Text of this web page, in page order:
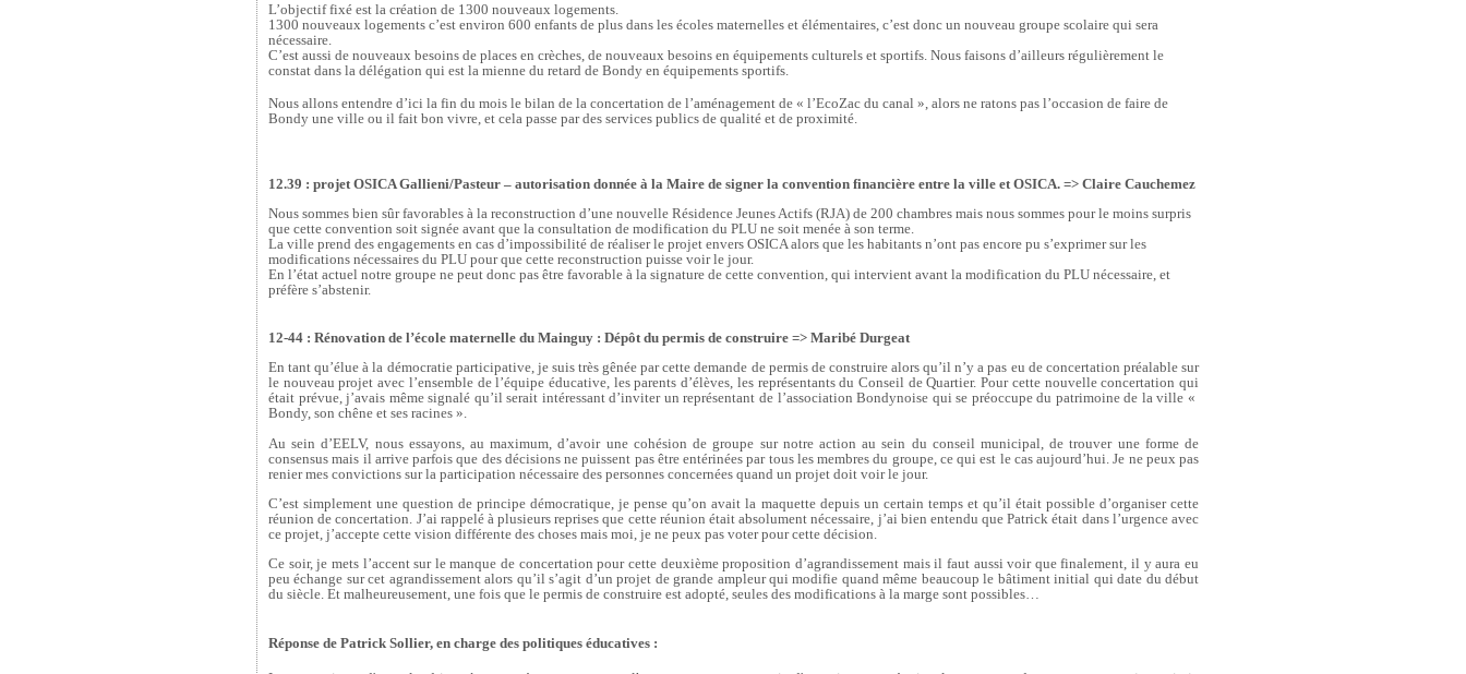
L’objectif fixé est la création de 1300 nouveaux logements.
1300 nouveaux logements c’est environ 600 enfants de plus dans les écoles maternelles et élémentaires, c’est donc un nouveau groupe scolaire qui sera
nécessaire.
C’est aussi de nouveaux besoins de places en crèches, de nouveaux besoins en équipements culturels et sportifs. Nous faisons d’ailleurs régulièrement le
constat dans la délégation qui est la mienne du retard de Bondy en équipements sportifs.
Nous allons entendre d’ici la fin du mois le bilan de la concertation de l’aménagement de « l’EcoZac du canal », alors ne ratons pas l’occasion de faire de
Bondy une ville ou il fait bon vivre, et cela passe par des services publics de qualité et de proximité.
12.39 : projet OSICA Gallieni/Pasteur – autorisation donnée à la Maire de signer la convention financière entre la ville et OSICA. => Claire Cauchemez
Nous sommes bien sûr favorables à la reconstruction d’une nouvelle Résidence Jeunes Actifs (RJA) de 200 chambres mais nous sommes pour le moins surpris
que cette convention soit signée avant que la consultation de modification du PLU ne soit menée à son terme.
La ville prend des engagements en cas d’impossibilité de réaliser le projet envers OSICA alors que les habitants n’ont pas encore pu s’exprimer sur les
modifications nécessaires du PLU pour que cette reconstruction puisse voir le jour.
En l’état actuel notre groupe ne peut donc pas être favorable à la signature de cette convention, qui intervient avant la modification du PLU nécessaire, et
préfère s’abstenir.
12-44 : Rénovation de l’école maternelle du Mainguy : Dépôt du permis de construire => Maribé Durgeat
En tant qu’élue à la démocratie participative, je suis très gênée par cette demande de permis de construire alors qu’il n’y a pas eu de concertation préalable sur
le nouveau projet avec l’ensemble de l’équipe éducative, les parents d’élèves, les représentants du Conseil de Quartier. Pour cette nouvelle concertation qui
était prévue, j’avais même signalé qu’il serait intéressant d’inviter un représentant de l’association Bondynoise qui se préoccupe du patrimoine de la ville «
Bondy, son chêne et ses racines ».
Au sein d’EELV, nous essayons, au maximum, d’avoir une cohésion de groupe sur notre action au sein du conseil municipal, de trouver une forme de
consensus mais il arrive parfois que des décisions ne puissent pas être entérinées par tous les membres du groupe, ce qui est le cas aujourd’hui. Je ne peux pas
renier mes convictions sur la participation nécessaire des personnes concernées quand un projet doit voir le jour.
C’est simplement une question de principe démocratique, je pense qu’on avait la maquette depuis un certain temps et qu’il était possible d’organiser cette
réunion de concertation. J’ai rappelé à plusieurs reprises que cette réunion était absolument nécessaire, j’ai bien entendu que Patrick était dans l’urgence avec
ce projet, j’accepte cette vision différente des choses mais moi, je ne peux pas voter pour cette décision.
Ce soir, je mets l’accent sur le manque de concertation pour cette deuxième proposition d’agrandissement mais il faut aussi voir que finalement, il y aura eu
peu échange sur cet agrandissement alors qu’il s’agit d’un projet de grande ampleur qui modifie quand même beaucoup le bâtiment initial qui date du début
du siècle. Et malheureusement, une fois que le permis de construire est adopté, seules des modifications à la marge sont possibles…
Réponse de Patrick Sollier, en charge des politiques éducatives :